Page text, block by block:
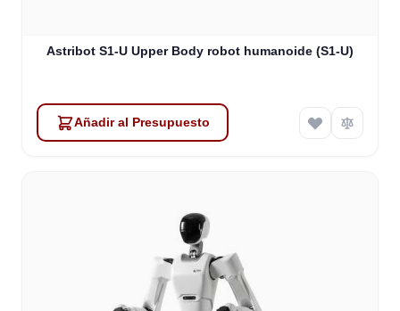
Astribot S1-U Upper Body robot humanoide (S1-U)
Añadir al Presupuesto